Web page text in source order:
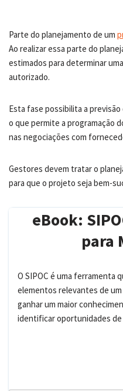
Parte do planejamento de um
Ao realizar essa parte do
estimados para determinar
autorizado.
Esta fase possibilita a
o que permite a programação
nas negociações com
Gestores devem tratar o
para que o projeto seja bem-
eBook:
para
O SIPOC é uma ferramenta
elementos relevantes de
ganhar um maior
identificar oportunidades de